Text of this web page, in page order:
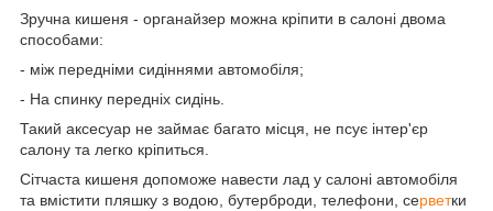
Зручна кишеня - органайзер можна кріпити в салоні двома
способами:
- між передніми сидіннями автомобіля;
- На спинку передніх сидінь.
Такий аксесуар не займає багато місця, не псує інтер'єр
салону та легко кріпиться.
Сітчаста кишеня допоможе навести лад у салоні автомобіля
та вмістити пляшку з водою, бутерброди, телефони, серветки